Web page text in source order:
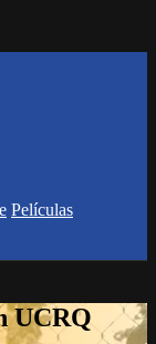
Películas
UCRQ